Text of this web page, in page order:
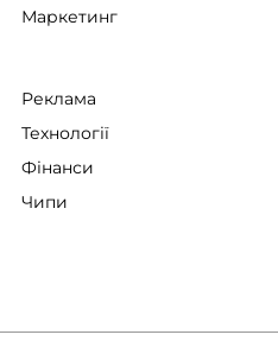
Маркетинг
Реклама
Технології
Фінанси
Чипи